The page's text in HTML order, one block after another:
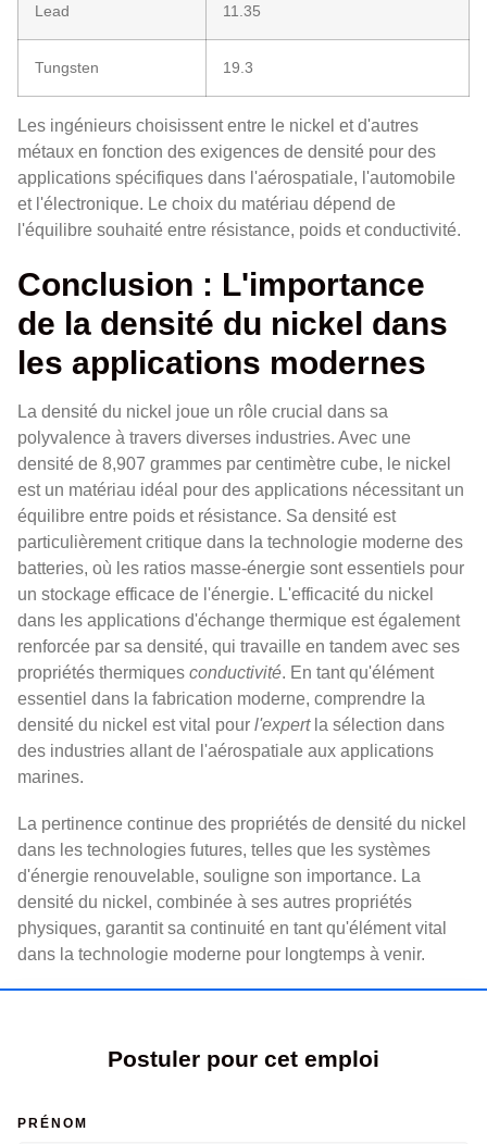
Lead 11.35
Tungsten 19.3
Les ingénieurs choisissent entre le nickel et d'autres
métaux en fonction des exigences de densité pour des
applications spécifiques dans l'aérospatiale, l'automobile
et l'électronique. Le choix du matériau dépend de
l'équilibre souhaité entre résistance, poids et conductivité.
Conclusion : L'importance
de la densité du nickel dans
les applications modernes
La densité du nickel joue un rôle crucial dans sa
polyvalence à travers diverses industries. Avec une
densité de 8,907 grammes par centimètre cube, le nickel
est un matériau idéal pour des applications nécessitant un
équilibre entre poids et résistance. Sa densité est
particulièrement critique dans la technologie moderne des
batteries, où les ratios masse-énergie sont essentiels pour
un stockage efficace de l'énergie. L'efficacité du nickel
dans les applications d'échange thermique est également
renforcée par sa densité, qui travaille en tandem avec ses
propriétés thermiques conductivité. En tant qu'élément
essentiel dans la fabrication moderne, comprendre la
densité du nickel est vital pour l'expertla sélection dans
des industries allant de l'aérospatiale aux applications
marines.
La pertinence continue des propriétés de densité du nickel
dans les technologies futures, telles que les systèmes
d'énergie renouvelable, souligne son importance. La
densité du nickel, combinée à ses autres propriétés
physiques, garantit sa continuité en tant qu'élément vital
dans la technologie moderne pour longtemps à venir.
Postuler pour cet emploi
PRÉNOM